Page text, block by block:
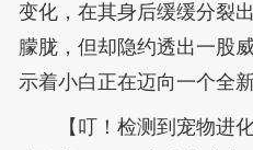
变化，在其身后缓缓分裂
朦胧，但却隐约透出一股
示着小白正在迈向一个全新
【叮！检测到宠物进